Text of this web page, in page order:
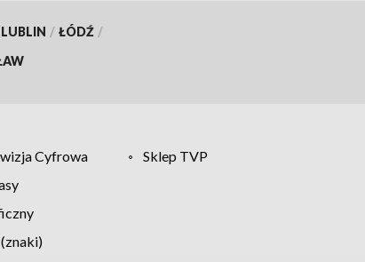
LUBLIN / ŁÓDŹ /
Cyfrowa
Sklep TVP